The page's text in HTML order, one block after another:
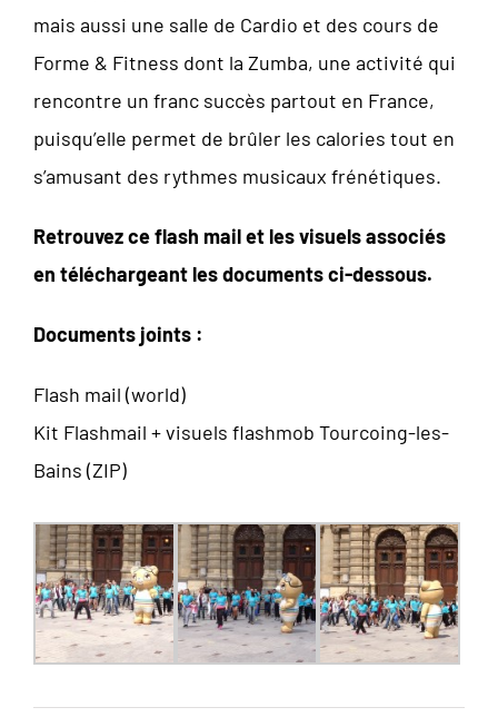
mais aussi une salle de Cardio et des cours de
Forme & Fitness dont la Zumba, une activité qui
rencontre un franc succès partout en France,
puisqu’elle permet de brûler les calories tout en
s’amusant des rythmes musicaux frénétiques.
Retrouvez ce flash mail et les visuels associés
en téléchargeant les documents ci-dessous.
Documents joints :
Flash mail (world)
Kit Flashmail + visuels flashmob Tourcoing-les-
Bains (ZIP)